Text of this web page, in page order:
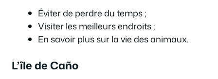
Éviter de perdre du temps ;
Visiter les meilleurs endroits ;
En savoir plus sur la vie des animaux.
L’île de Caño